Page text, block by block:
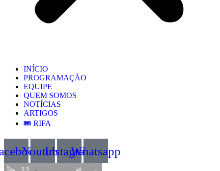
INÍCIO
PROGRAMAÇÃO
EQUIPE
QUEM SOMOS
NOTÍCIAS
ARTIGOS
🎟️ RIFA
YoutubeInstagramWhatsapp